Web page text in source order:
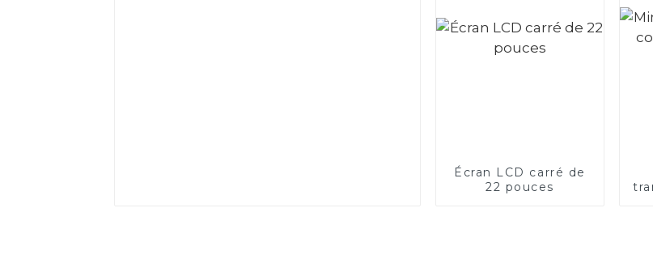
Écran LCD carré de
22 pouces